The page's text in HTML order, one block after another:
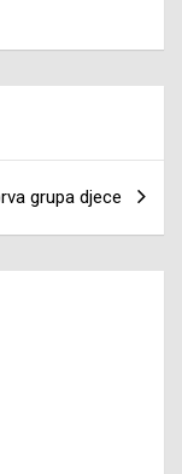
grupa djece